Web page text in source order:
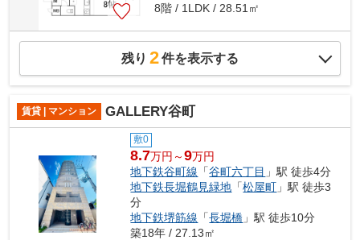
8階 / 1LDK / 28.51㎡
残り 2件を表示する
賃貸 | マンション GALLERY谷町
敷0
8.7万円～9万円
地下鉄谷町線 「谷町六丁目 」駅 徒歩4分
地下鉄長堀鶴見緑地 「松屋町 」駅 徒歩3
分
地下鉄堺筋線 「長堀橋 」駅 徒歩10分
築18年 / 27.13㎡